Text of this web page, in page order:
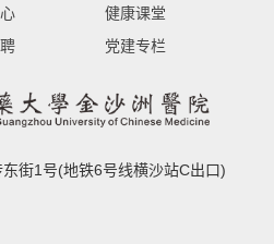
健康课堂
党建专栏
街1号(地铁6号线横沙站C出口)